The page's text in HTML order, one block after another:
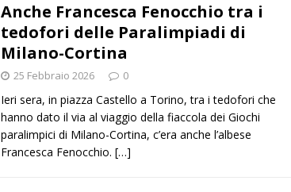
Anche Francesca Fenocchio tra i
tedofori delle Paralimpiadi di
Milano-Cortina
25 Febbraio 2026 0
Ieri sera, in piazza Castello a Torino, tra i tedofori che
hanno dato il via al viaggio della fiaccola dei Giochi
paralimpici di Milano-Cortina, c’era anche l’albese
Francesca Fenocchio. […]